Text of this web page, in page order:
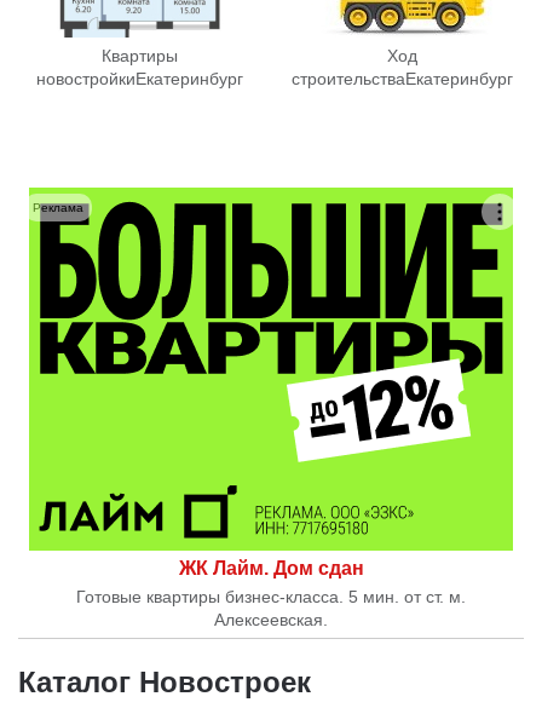
Квартиры
новостройкиЕкатеринбург
Ход
строительстваЕкатеринбург
ЖК Лайм. Дом сдан
Готовые квартиры бизнес-класса. 5 мин. от ст. м.
Алексеевская.
Реклама
Каталог Новостроек